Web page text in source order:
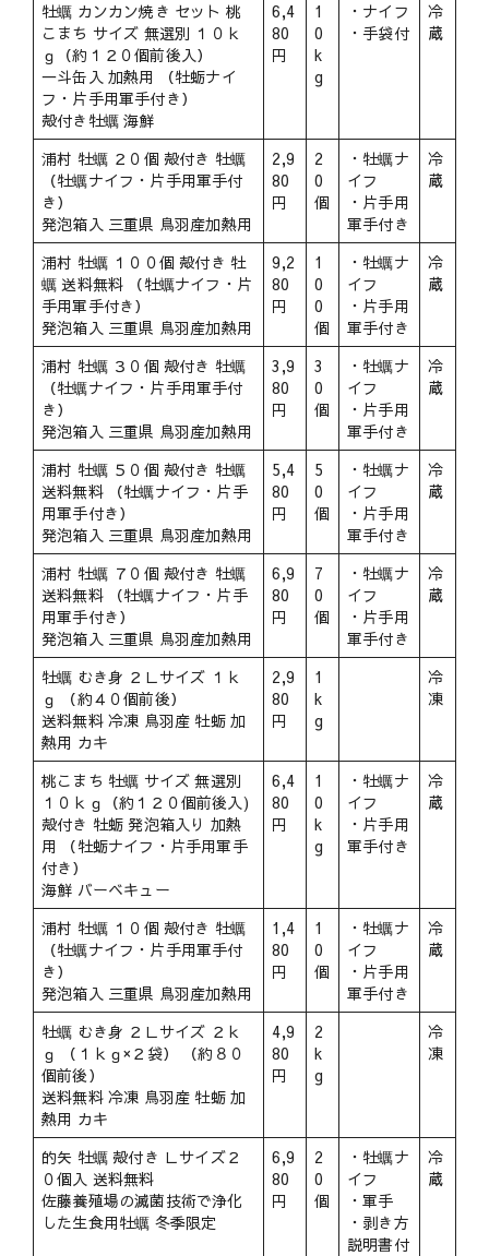
牡蠣 カンカン焼き セット 桃
こまち サイズ 無選別 １０ｋ
ｇ（約１２０個前後入）
一斗缶入 加熱用 （牡蛎ナイ
フ・片手用軍手付き）
殻付き牡蠣 海鮮
6,4
80
円
1
0
k
g
・ナイフ
・手袋付
冷
蔵
浦村 牡蠣 ２０個 殻付き 牡蠣
（牡蠣ナイフ・片手用軍手付
き）
発泡箱入 三重県 鳥羽産加熱用
2,9
80
円
2
0
個
・牡蠣ナ
イフ
・片手用
軍手付き
冷
蔵
浦村 牡蠣 １００個 殻付き 牡
蠣 送料無料 （牡蠣ナイフ・片
手用軍手付き）
発泡箱入 三重県 鳥羽産加熱用
9,2
80
円
1
0
0
個
・牡蠣ナ
イフ
・片手用
軍手付き
冷
蔵
浦村 牡蠣 ３０個 殻付き 牡蠣
（牡蠣ナイフ・片手用軍手付
き）
発泡箱入 三重県 鳥羽産加熱用
3,9
80
円
3
0
個
・牡蠣ナ
イフ
・片手用
軍手付き
冷
蔵
浦村 牡蠣 ５０個 殻付き 牡蠣
送料無料 （牡蠣ナイフ・片手
用軍手付き）
発泡箱入 三重県 鳥羽産加熱用
5,4
80
円
5
0
個
・牡蠣ナ
イフ
・片手用
軍手付き
冷
蔵
浦村 牡蠣 ７０個 殻付き 牡蠣
送料無料 （牡蠣ナイフ・片手
用軍手付き）
発泡箱入 三重県 鳥羽産加熱用
6,9
80
円
7
0
個
・牡蠣ナ
イフ
・片手用
軍手付き
冷
蔵
牡蠣 むき身 ２Ｌサイズ １ｋ
ｇ （約４０個前後）
送料無料 冷凍 鳥羽産 牡蛎 加
熱用 カキ
2,9
80
円
1
k
g
冷
凍
桃こまち 牡蠣 サイズ 無選別
１０ｋｇ（約１２０個前後入)
殻付き 牡蛎 発泡箱入り 加熱
用 （牡蛎ナイフ・片手用軍手
付き）
海鮮 バーベキュー
6,4
80
円
1
0
k
g
・牡蠣ナ
イフ
・片手用
軍手付き
冷
蔵
浦村 牡蠣 １０個 殻付き 牡蠣
（牡蠣ナイフ・片手用軍手付
き）
発泡箱入 三重県 鳥羽産加熱用
1,4
80
円
1
0
個
・牡蠣ナ
イフ
・片手用
軍手付き
冷
蔵
牡蠣 むき身 ２Ｌサイズ ２ｋ
ｇ （１ｋｇ×２袋） （約８０
個前後）
送料無料 冷凍 鳥羽産 牡蛎 加
熱用 カキ
4,9
80
円
2
k
g
冷
凍
的矢 牡蠣 殻付き Ｌサイズ２
０個入 送料無料
佐藤養殖場の滅菌技術で浄化
した生食用牡蠣 冬季限定
6,9
80
円
2
0
個
・牡蠣ナ
イフ
・軍手
・剥き方
説明書付
冷
蔵